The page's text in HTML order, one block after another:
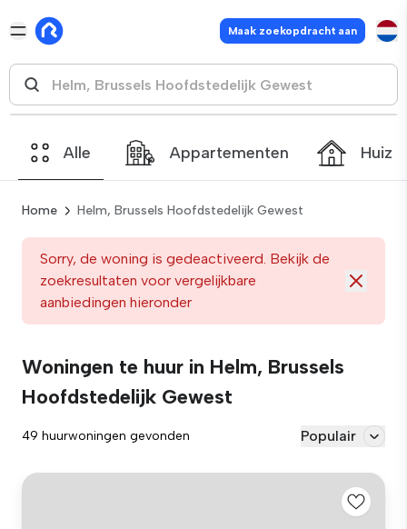
Maak zoekopdracht aan
Alle Appartementen
Home Helm, Brussels Hoofdstedelijk Gewest
Sorry, de woning is gedeactiveerd. Bekijk de
zoekresultaten voor vergelijkbare
aanbiedingen hieronder
Woningen te huur in Helm, Brussels
Hoofdstedelijk Gewest
49 huurwoningen gevonden Populair